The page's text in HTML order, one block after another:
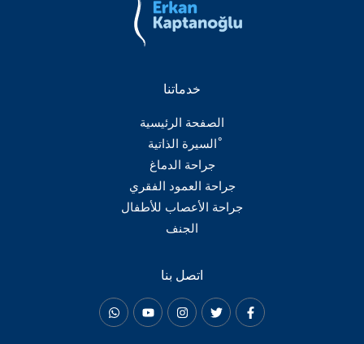
خدماتنا
الصفحة الرئيسية
ْالسيرة الذاتية
جراحة الدماغ
جراحة العمود الفقري
جراحة الأعصاب للأطفال
الجنف
اتصل بنا